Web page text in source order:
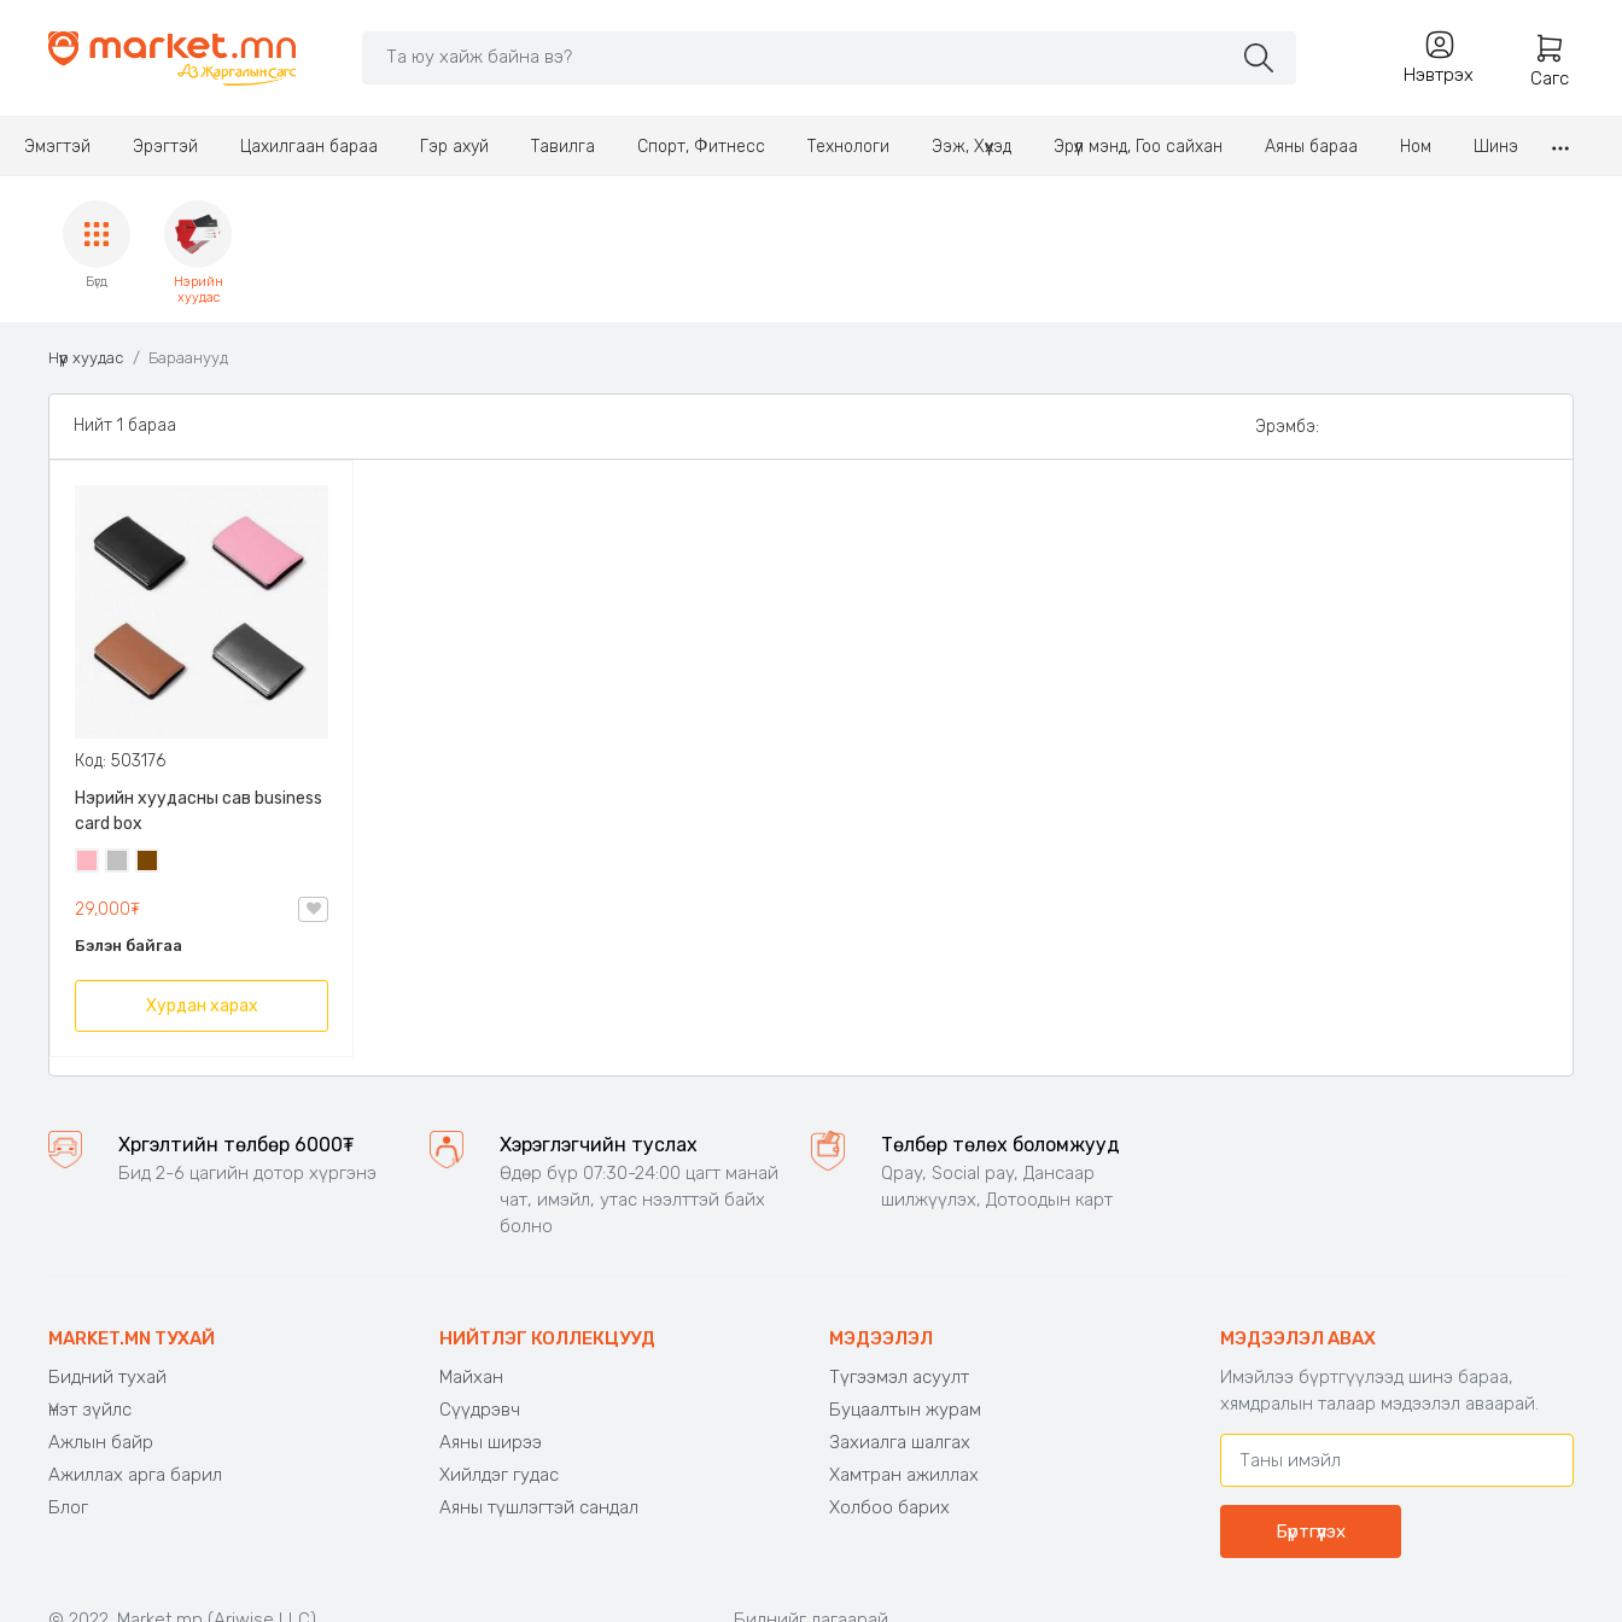
Нэвтрэх Сагс
Эмэгтэй Эрэгтэй Цахилгаан бараа Гэр ахуй Тавилга Спорт, Фитнесс Технологи Ээж, Хүүхэд Эрүүл мэнд, Гоо сайхан Аяны бараа Ном Шинэ
Бүгд
Нэрийн
хуудас
Нүүр хуудас Бараанууд
Нийт 1 бараа Эрэмбэ:
Код: 503176
Нэрийн хуудасны сав business
card box
29,000₮
Бэлэн байгаа
Хурдан харах
Хүргэлтийн төлбөр 6000₮
Бид 2-6 цагийн дотор хүргэнэ
Хэрэглэгчийн туслах
Өдөр бүр 07:30-24:00 цагт манай
чат, имэйл, утас нээлттэй байх
болно
Төлбөр төлөх боломжууд
Qpay, Social pay, Дансаар
шилжүүлэх, Дотоодын карт
MARKET.MN ТУХАЙ
Бидний тухай
Үнэт зүйлс
Ажлын байр
Ажиллах арга барил
Блог
НИЙТЛЭГ КОЛЛЕКЦУУД
Майхан
Сүүдрэвч
Аяны ширээ
Хийлдэг гудас
Аяны түшлэгтэй сандал
МЭДЭЭЛЭЛ
Түгээмэл асуулт
Буцаалтын журам
Захиалга шалгах
Хамтран ажиллах
Холбоо барих
МЭДЭЭЛЭЛ АВАХ
Имэйлээ бүртгүүлээд шинэ бараа,
хямдралын талаар мэдээлэл аваарай.
Бүртгүүлэх